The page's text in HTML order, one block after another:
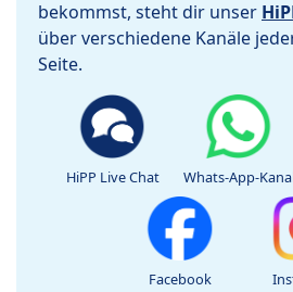
bekommst, steht dir unser
über verschiedene Kanäle
Seite.
HiPP Live Chat Whats-App-
Facebook